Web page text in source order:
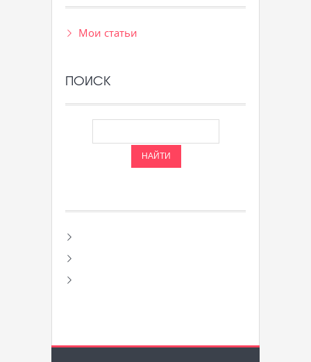
Мои статьи
ПОИСК